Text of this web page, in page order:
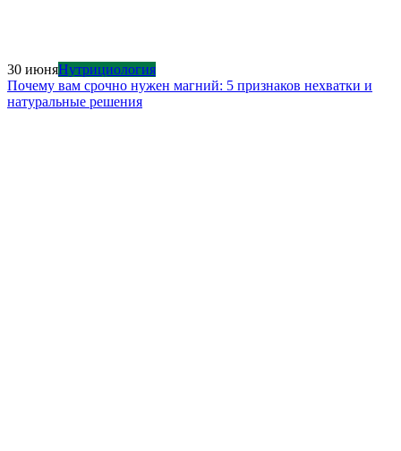
30 июняНутрициология
Почему вам срочно нужен магний: 5 признаков нехватки и
натуральные решения